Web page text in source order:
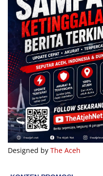
Designed by The Aceh